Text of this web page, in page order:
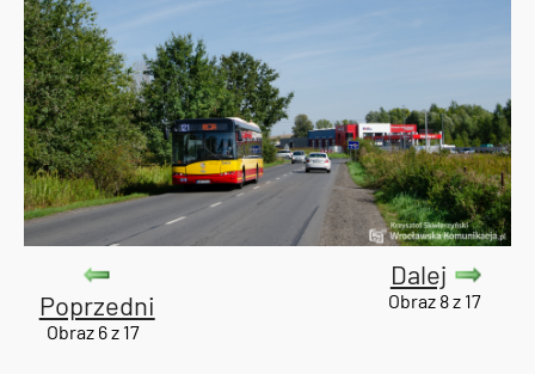
Poprzedni
Obraz 6 z 17
Dalej
Obraz 8 z 17